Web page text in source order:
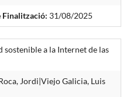
Finalització: 31/08/2025
a la Internet de las
Jordi|Viejo Galicia, Luis